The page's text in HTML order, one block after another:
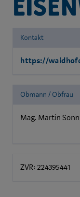
Kontakt
https://
Obmann / Obfrau
Mag. Martin
ZVR: 224395441